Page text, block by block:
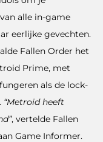
alle in-game
eerlijke gevechten.
Fallen Order het
Prime, met
als de lock-
“Metroid heeft
, vertelde Fallen
Game Informer.